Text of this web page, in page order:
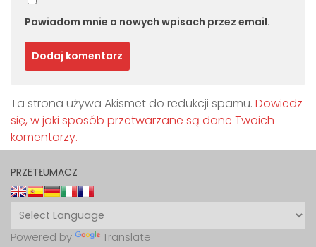
Powiadom mnie o nowych wpisach przez email.
Ta strona używa Akismet do redukcji spamu. Dowiedz
się, w jaki sposób przetwarzane są dane Twoich
komentarzy.
PRZETŁUMACZ
Powered by Translate